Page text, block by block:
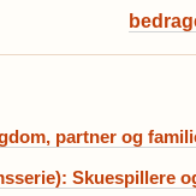
partner og
Skuespillere